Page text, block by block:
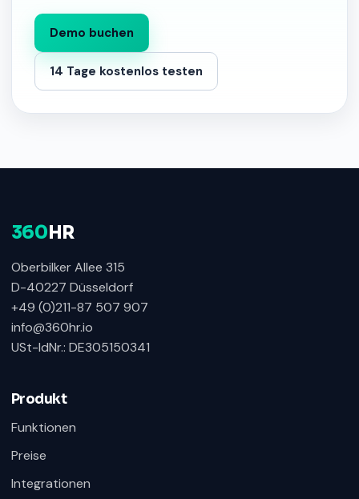
Demo buchen
14 Tage kostenlos testen
360 HR
Oberbilker Allee 315
D-40227 Düsseldorf
+49 (0)211-87 507 907
info@360hr.io
USt-IdNr.: DE305150341
Produkt
Funktionen
Preise
Integrationen
360HR Chat